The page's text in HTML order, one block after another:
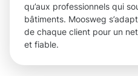
qu’aux professionnels qui
bâtiments. Moosweg
de chaque client pour un
et fiable.